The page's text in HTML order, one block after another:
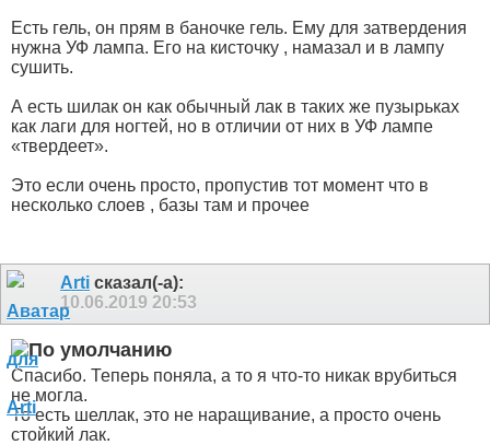
Есть гель, он прям в баночке гель. Ему для затвердения
нужна УФ лампа. Его на кисточку , намазал и в лампу
сушить.
А есть шилак он как обычный лак в таких же пузырьках
как лаги для ногтей, но в отличии от них в УФ лампе
«твердеет».
Это если очень просто, пропустив тот момент что в
несколько слоев , базы там и прочее
Arti сказал(-а):
10.06.2019 20:53
Спасибо. Теперь поняла, а то я что-то никак врубиться
не могла.
То есть шеллак, это не наращивание, а просто очень
стойкий лак.